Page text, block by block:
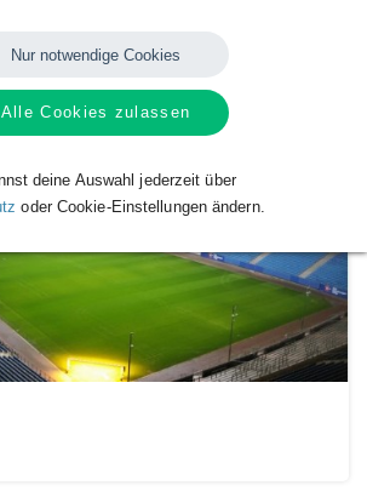
des HSV kostenlos abonnieren!
vonHamburger SV
Nur notwendige Cookies
Alle Cookies zulassen
deine Auswahl jederzeit über
oder Cookie-Einstellungen ändern.